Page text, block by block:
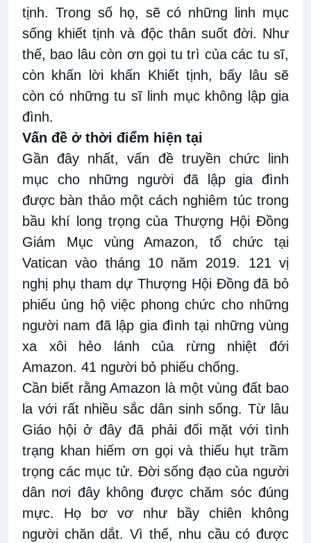
tịnh. Trong số họ, sẽ có những linh mục
sống khiết tịnh và độc thân suốt đời. Như
thế, bao lâu còn ơn gọi tu trì của các tu sĩ,
còn khấn lời khấn Khiết tịnh, bấy lâu sẽ
còn có những tu sĩ linh mục không lập gia
đình.
Vấn đề ở thời điểm hiện tại
Gần đây nhất, vấn đề truyền chức linh
mục cho những người đã lập gia đình
được bàn thảo một cách nghiêm túc trong
bầu khí long trọng của Thượng Hội Đồng
Giám Mục vùng Amazon, tổ chức tại
Vatican vào tháng 10 năm 2019. 121 vị
nghị phụ tham dự Thượng Hội Đồng đã bỏ
phiếu ủng hộ việc phong chức cho những
người nam đã lập gia đình tại những vùng
xa xôi hẻo lánh của rừng nhiệt đới
Amazon. 41 người bỏ phiếu chống.
Cần biết rằng Amazon là một vùng đất bao
la với rất nhiều sắc dân sinh sống. Từ lâu
Giáo hội ở đây đã phải đối mặt với tình
trạng khan hiếm ơn gọi và thiếu hụt trầm
trọng các mục tử. Đời sống đạo của người
dân nơi đây không được chăm sóc đúng
mực. Họ bơ vơ như bầy chiên không
người chăn dắt. Vì thế, nhu cầu có được